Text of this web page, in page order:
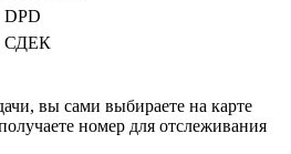
DPD
СДЕК
вы сами выбираете на карте
номер для отслеживания